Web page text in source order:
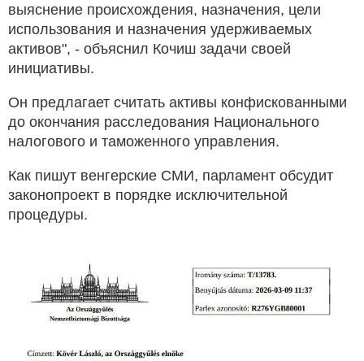
выяснение происхождения, назначения, цели
использования и назначения удерживаемых
активов", - объяснил Кочиш задачи своей
инициативы.
Он предлагает считать активы конфискованными
до окончания расследования Национального
налогового и таможенного управления.
Как пишут венгерские СМИ, парламент обсудит
законопроект в порядке исключительной
процедуры.